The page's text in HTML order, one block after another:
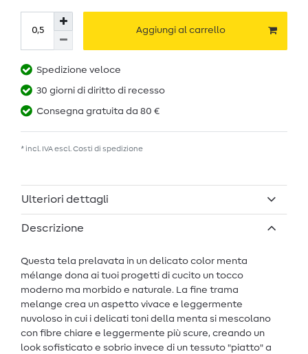
Aggiungi al carrello
Spedizione veloce
30 giorni di diritto di recesso
Consegna gratuita da 80 €
* incl. IVA escl. Costi di spedizione
Ulteriori dettagli
Descrizione
Questa tela prelavata in un delicato color menta
mélange dona ai tuoi progetti di cucito un tocco
moderno ma morbido e naturale. La fine trama
melange crea un aspetto vivace e leggermente
nuvoloso in cui i delicati toni della menta si mescolano
con fibre chiare e leggermente più scure, creando un
look sofisticato e sobrio invece di un tessuto "piatto" a